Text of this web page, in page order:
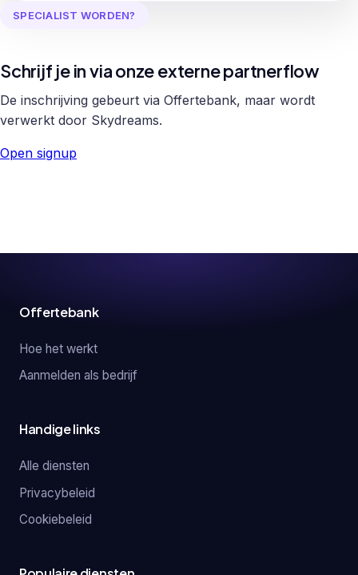
SPECIALIST WORDEN?
Schrijf je in via onze externe partnerflow
De inschrijving gebeurt via Offertebank, maar wordt
verwerkt door Skydreams.
Open signup
Offertebank
Hoe het werkt
Aanmelden als bedrijf
Handige links
Alle diensten
Privacybeleid
Cookiebeleid